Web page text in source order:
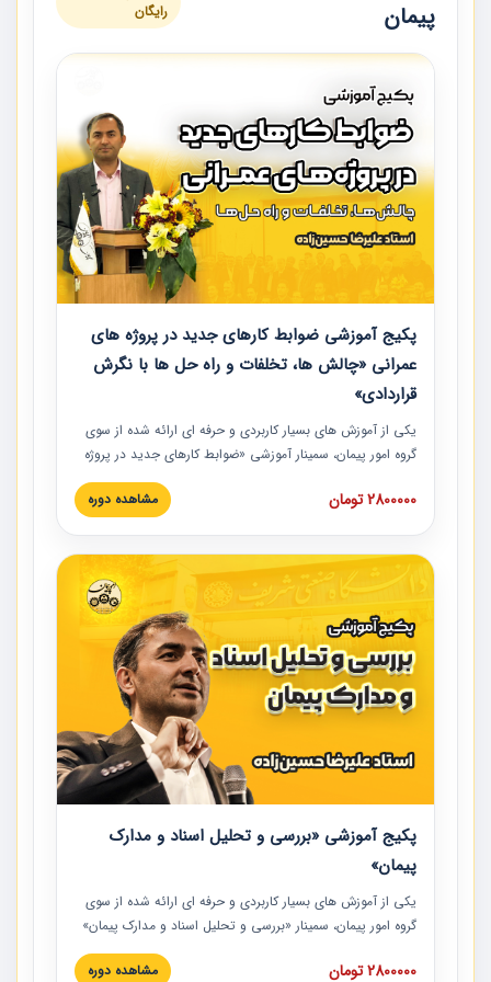
پیمان
رایگان
پکیج آموزشی ضوابط کارهای جدید در پروژه های
عمرانی «چالش ها، تخلفات و راه حل ها با نگرش
قراردادی»
یکی از آموزش‏‏‏‏‏‏ های بسیار کاربردی و حرفه‏ ای ارائه شده از سوی
گروه امور پیمان، سمینار آموزشی «ضوابط کارهای جدید در پروژه
های عمرانی» چالش ها، تخلفات و راه حل ها با نگرش قراردادی
است که در محل سندیکای شرکت های ساختمانی کشور ارائه شد.
مدارک پیمان به همراه تجربیات عملی ارائه شده است.
2800000 تومان مشاهده دوره
پکیج آموزشی «بررسی و تحلیل اسناد و مدارک
پیمان»
یکی از آموزش‏‏‏‏‏‏ های بسیار کاربردی و حرفه‏ ای ارائه شده از سوی
گروه امور پیمان، سمینار «بررسی و تحلیل اسناد و مدارک پیمان»
است که در دانشگاه صنعتی شریف ارائه شد. در این آموزش
نکات کلیدی مربوط به اسناد و مدارک پیمان، اولویت بندی اسناد
2800000 تومان مشاهده دوره